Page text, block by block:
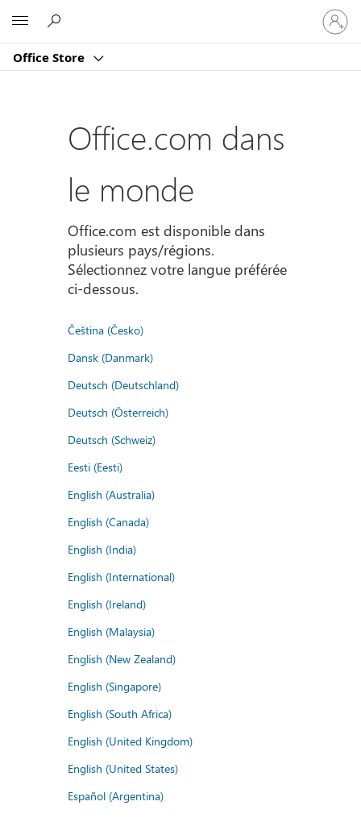
Office Store
vous
à
compte
Office.com dans
le monde
Office.com est disponible dans
plusieurs pays/régions.
Sélectionnez votre langue préférée
ci-dessous.
Čeština (Česko)
Dansk (Danmark)
Deutsch (Deutschland)
Deutsch (Österreich)
Deutsch (Schweiz)
Eesti (Eesti)
English (Australia)
English (Canada)
English (India)
English (International)
English (Ireland)
English (Malaysia)
English (New Zealand)
English (Singapore)
English (South Africa)
English (United Kingdom)
English (United States)
Español (Argentina)